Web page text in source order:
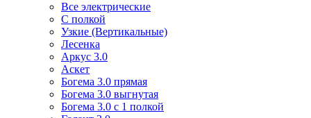
Все электрические
С полкой
Узкие (Вертикальные)
Лесенка
Аркус 3.0
Аскет
Богема 3.0 прямая
Богема 3.0 выгнутая
Богема 3.0 с 1 полкой